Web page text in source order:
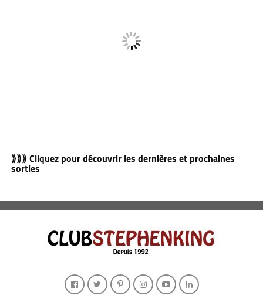
⟫⟫⟫ Cliquez pour découvrir les dernières et prochaines
sorties